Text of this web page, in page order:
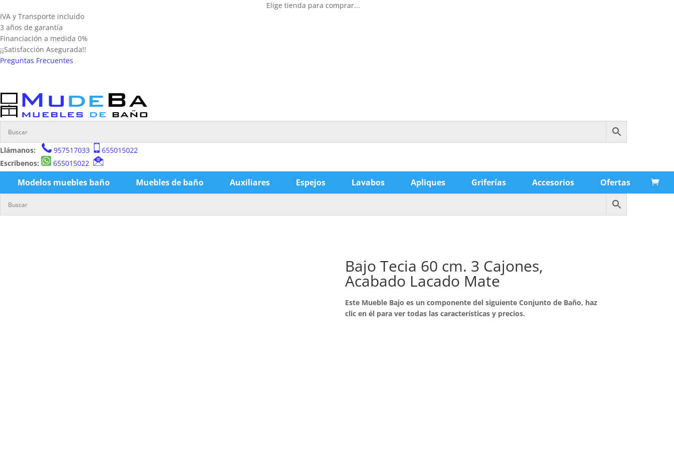
Elige tienda para comprar...
IVA y Transporte incluido
3 años de garantía
Financiación a medida 0%
¡¡Satisfacción Asegurada!!
Preguntas Frecuentes
Llámanos: 957517033
655015022
Escríbenos:
655015022
Modelos muebles baño Muebles de baño Auxiliares Espejos Lavabos Apliques Griferías Accesorios Ofertas
Bajo Tecia 60 cm. 3 Cajones,
Acabado Lacado Mate
Este Mueble Bajo es un componente del siguiente Conjunto de Baño, haz
clic en él para ver todas las características y precios.